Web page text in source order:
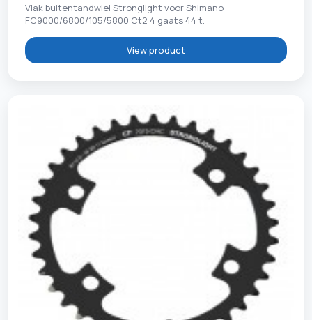
Vlak buitentandwiel Stronglight voor Shimano
FC9000/6800/105/5800 Ct2 4 gaats 44 t.
View product